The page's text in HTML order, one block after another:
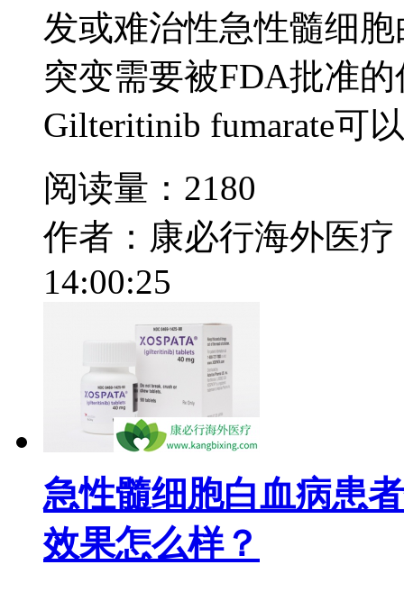
发或难治性急性髓细
突变需要被FDA批
Gilteritinib fumarate可
阅读量：2180
作者：康必行海外医疗
14:00:25
急性髓细胞白血病患
效果怎么样？